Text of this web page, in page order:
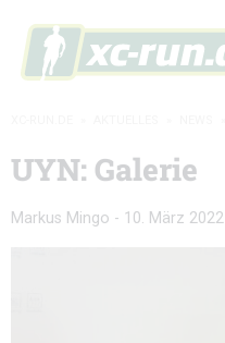
UYN: Galerie
Markus Mingo - 10. März 2022